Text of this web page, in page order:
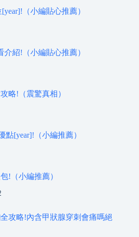
（小編貼心推薦）
介紹!（小編貼心推薦）
略!（震驚真相）
點[year]!（小編推薦）
!（小編推薦）
攻略!內含甲狀腺穿刺會痛嗎絕